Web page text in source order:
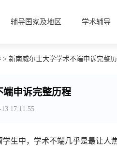
辅导国家及地区 学术辅导
> 新南威尔士大学学术不端申诉完整
端申诉完整历程
17:11:55
中，学术不端几乎是最让人